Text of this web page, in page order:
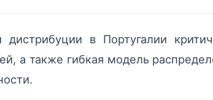
в Португалии
а также гибкая модель